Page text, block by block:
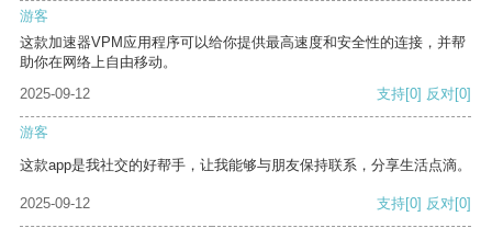
游客
这款加速器VPM应用程序可以给你提供最高速度和安全性的连接，并帮
助你在网络上自由移动。
2025-09-12
支持[0] 反对[0]
游客
这款app是我社交的好帮手，让我能够与朋友保持联系，分享生活点滴。
2025-09-12 支持[0] 反对[0]